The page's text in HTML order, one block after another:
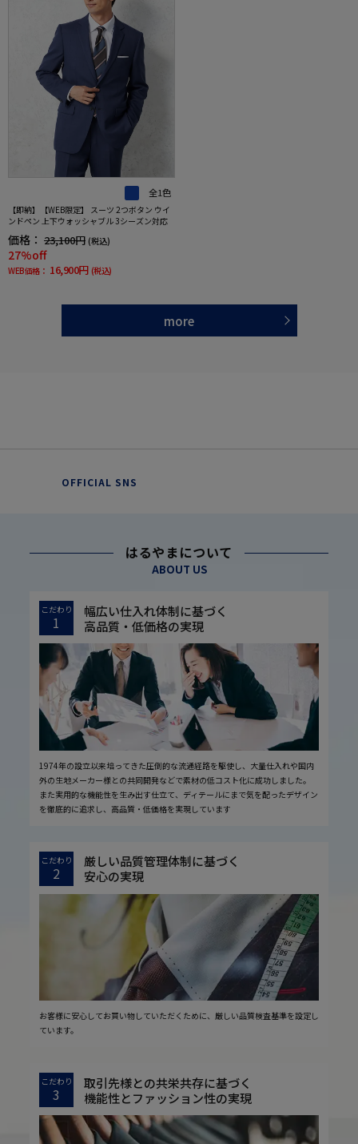
全1色
【即納】【WEB限定】 スーツ 2つボタン ウイ
ンドペン 上下ウォッシャブル 3シーズン対応
価格： 23,100円 (税込)
27%off
WEB価格： 16,900円 (税込)
more
OFFICIAL SNS
はるやまについて
ABOUT US
こだわり
1
幅広い仕入れ体制に基づく
高品質・低価格の実現
1974年の設立以来培ってきた圧倒的な流通経路を駆使し、大量仕入れや国内
外の生地メーカー様との共同開発などで素材の低コスト化に成功しました。
また実用的な機能性を生み出す仕立て、ディテールにまで気を配ったデザイン
を徹底的に追求し、高品質・低価格を実現しています
こだわり
2
厳しい品質管理体制に基づく
安心の実現
お客様に安心してお買い物していただくために、厳しい品質検査基準を設定し
ています。
こだわり
3
取引先様との共栄共存に基づく
機能性とファッション性の実現